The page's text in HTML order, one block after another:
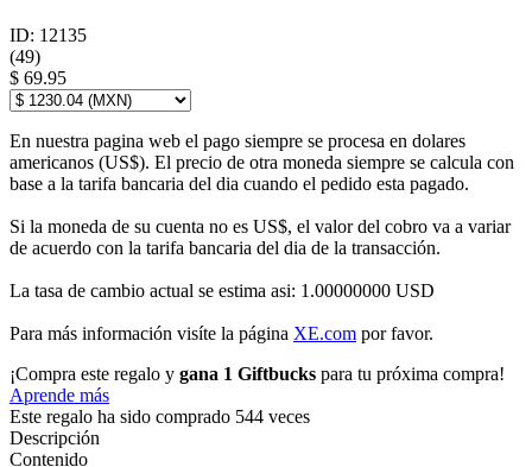
ID: 12135
(49)
$ 69.95
En nuestra pagina web el pago siempre se procesa en dolares
americanos (US$). El precio de otra moneda siempre se calcula con
base a la tarifa bancaria del dia cuando el pedido esta pagado.
Si la moneda de su cuenta no es US$, el valor del cobro va a variar
de acuerdo con la tarifa bancaria del dia de la transacción.
La tasa de cambio actual se estima asi: 1.00000000 USD
Para más información visíte la página XE.com por favor.
¡Compra este regalo y gana 1 Giftbucks para tu próxima compra!
Aprende más
Este regalo ha sido comprado 544 veces
Descripción
Contenido